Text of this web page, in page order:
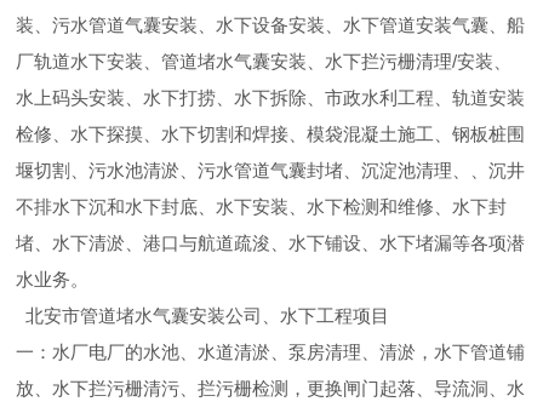
装、污水管道气囊安装、水下设备安装、水下管道安装气囊、船
厂轨道水下安装、管道堵水气囊安装、水下拦污栅清理/安装、
水上码头安装、水下打捞、水下拆除、市政水利工程、轨道安装
检修、水下探摸、水下切割和焊接、模袋混凝土施工、钢板桩围
堰切割、污水池清淤、污水管道气囊封堵、沉淀池清理、、沉井
不排水下沉和水下封底、水下安装、水下检测和维修、水下封
堵、水下清淤、港口与航道疏浚、水下铺设、水下堵漏等各项潜
水业务。
北安市管道堵水气囊安装公司、水下工程项目
一：水厂电厂的水池、水道清淤、泵房清理、清淤，水下管道铺
放、水下拦污栅清污、拦污栅检测，更换闸门起落、导流洞、水